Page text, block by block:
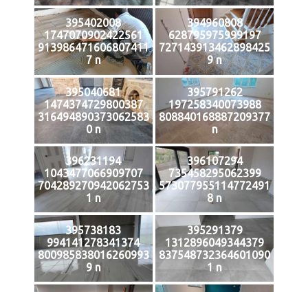
395402008
1747070902422561
913986471606807411
7 n
394960808
628795975999197
727143913462898425
9 n
395040681
1474374729800387
316494890373062583
0 n
395791262
197258340073988
808840168887209377
n
396231194
1043477066909707
704289270942062753
1 n
396107294
735458295062399
573077955114772491
8 n
395738183
994141278341374
800985838016260993
9 n
395291379
1312896049344379
837548732364601090
1 n